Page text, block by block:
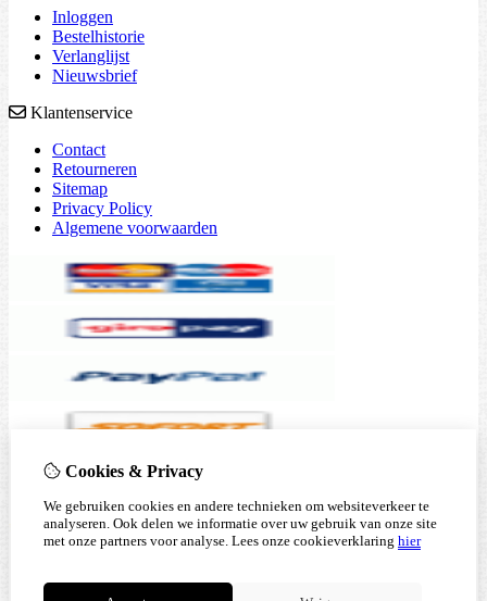
Inloggen
Bestelhistorie
Verlanglijst
Nieuwsbrief
Klantenservice
Contact
Retourneren
Sitemap
Privacy Policy
Algemene voorwaarden
Cookies & Privacy
We gebruiken cookies en andere technieken om websiteverkeer te
analyseren. Ook delen we informatie over uw gebruik van onze site
met onze partners voor analyse. Lees onze cookieverklaring hier